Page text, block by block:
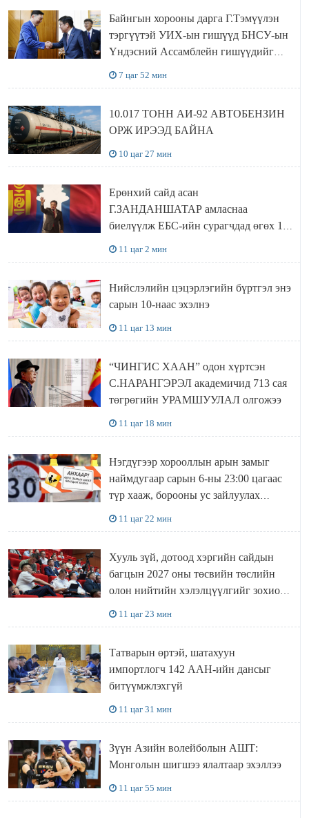
Байнгын хорооны дарга Г.Тэмүүлэн
тэргүүтэй УИХ-ын гишүүд БНСУ-ын
Үндэсний Ассамблейн гишүүдийг
7 цаг 52 мин
10.017 ТОНН АИ-92 АВТОБЕНЗИН
ОРЖ ИРЭЭД БАЙНА
10 цаг 27 мин
Ерөнхий сайд асан
Г.ЗАНДАНШАТАР амласнаа
биелүүлж ЕБС-ийн сурагчдад өгөх 10.
11 цаг 2 мин
Нийслэлийн цэцэрлэгийн бүртгэл энэ
сарын 10-наас эхэлнэ
11 цаг 13 мин
“ЧИНГИС ХААН” одон хүртсэн
С.НАРАНГЭРЭЛ академичид 713 сая
төгрөгийн УРАМШУУЛАЛ олгожээ
11 цаг 18 мин
Нэгдүгээр хорооллын арын замыг
наймдугаар сарын 6-ны 23:00 цагаас
түр хааж, борооны ус зайлуулах
11 цаг 22 мин
Хууль зүй, дотоод хэргийн сайдын
багцын 2027 оны төсвийн төслийн
олон нийтийн хэлэлцүүлгийг зохион
11 цаг 23 мин
Татварын өртэй, шатахуун
импортлогч 142 ААН-ийн дансыг
битүүмжлэхгүй
11 цаг 31 мин
Зүүн Азийн волейболын АШТ:
Монголын шигшээ ялалтаар эхэллээ
11 цаг 55 мин